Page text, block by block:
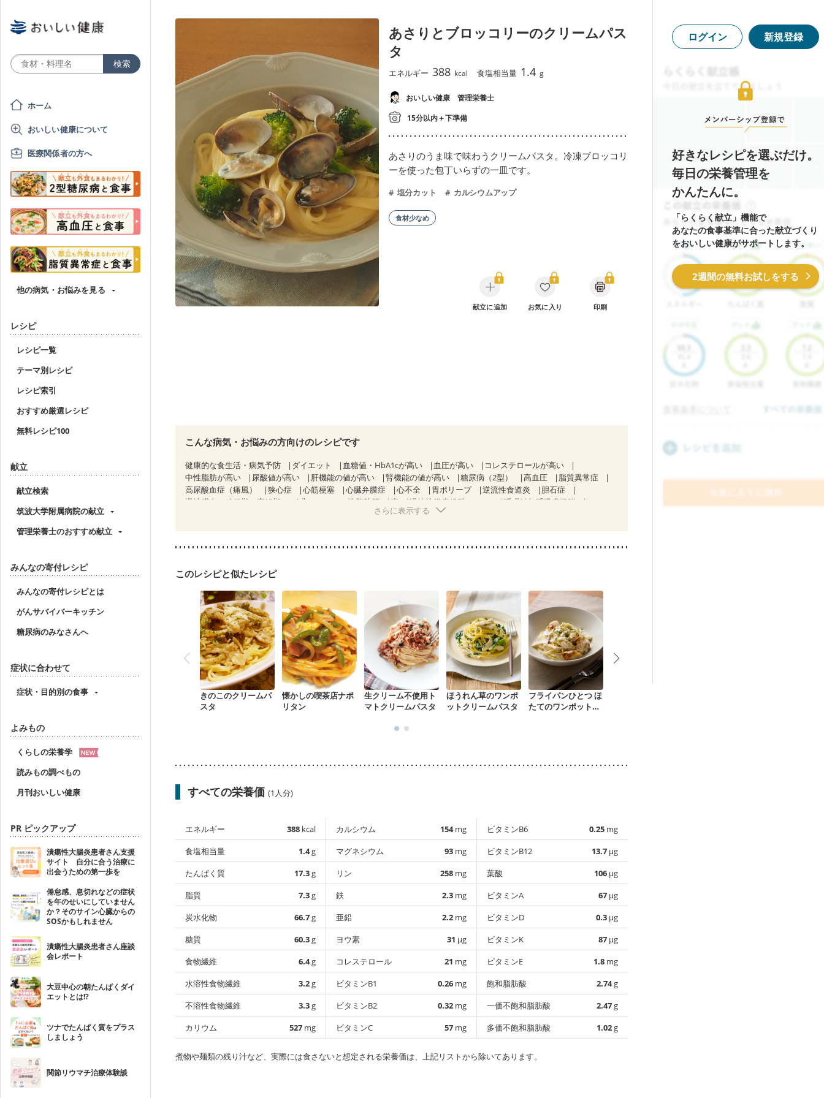
ホーム
おいしい健康について
医療関係者の方へ
他の病気・お悩みを見る
レシピ
レシピ一覧
テーマ別レシピ
レシピ索引
おすすめ厳選レシピ
無料レシピ100
献立
献立検索
筑波大学附属病院の献立
管理栄養士のおすすめ献立
みんなの寄付レシピ
みんなの寄付レシピとは
がんサバイバーキッチン
糖尿病のみなさんへ
症状に合わせて
症状・目的別の食事
よみもの
くらしの栄養学
読みもの調べもの
月刊おいしい健康
PR ピックアップ
潰瘍性大腸炎患者さん支援
サイト 自分に合う治療に
出会うための第一歩を
倦怠感、息切れなどの症状
を年のせいにしていません
か？そのサイン心臓からの
SOSかもしれません
潰瘍性大腸炎患者さん座談
会レポート
大豆中心の朝たんぱくダイ
エットとは!?
ツナでたんぱく質をプラス
しましょう
関節リウマチ治療体験談
あさりとブロッコリーのクリームパス
タ
エネルギー 388 kcal 食塩相当量 1.4 g
おいしい健康 管理栄養士
15分以内＋下準備
あさりのうま味で味わうクリームパスタ。冷凍ブロッコリ
ーを使った包丁いらずの一皿です。
塩分カット カルシウムアップ
食材少なめ
献立に追加 お気に入り 印刷
こんな病気・お悩みの方向けのレシピです
健康的な食生活・病気予防 ダイエット 血糖値・HbA1cが高い 血圧が高い
コレステロールが高い
中性脂肪が高い
尿酸値が高い 肝機能の値が高い 腎機能の値が高い 糖尿病（2型） 高血圧
脂質異常症
高尿酸血症（痛風）
狭心症 心筋梗塞 心臓弁膜症 心不全 胃ポリープ 逆流性食道炎
胆石症
慢性膵炎（移行期・寛解期）
非アルコール性脂肪肝 痔 過敏性腸症候群（IBS）
睡眠時無呼吸症候群
糖尿病性腎症（第３期）
妊婦健診・体重増加が気になる（初期）
妊婦健診・血圧が気になる（初期）
産後（ミルク）
骨折
さらに表示する
このレシピと似たレシピ
きのこのクリームパ
スタ
懐かしの喫茶店ナポ
リタン
生クリーム不使用ト
マトクリームパスタ
ほうれん草のワンポ
ットクリームパスタ
フライパンひとつ ほ
たてのワンポットパ
すべての栄養価 (1人分)
エネルギー 388 kcal
食塩相当量
1.4g
たんぱく質
17.3g
脂質
7.3g
炭水化物
66.7g
糖質
60.3g
食物繊維
6.4g
水溶性食物繊維
3.2g
不溶性食物繊維
3.3g
カリウム
527 mg
カルシウム 154mg
マグネシウム
93 mg
リン
258 mg
鉄
2.3 mg
亜鉛
2.2 mg
ヨウ素
31 µg
コレステロール
21 mg
ビタミンB1
0.26 mg
ビタミンB2
0.32 mg
ビタミンC
57 mg
ビタミンB6 0.25 mg
ビタミンB12
13.7 µg
葉酸
106 µg
ビタミンA
67 µg
ビタミンD
0.3 µg
ビタミンK
87 µg
ビタミンE
1.8 mg
飽和脂肪酸
2.74g
一価不飽和脂肪酸
2.47g
多価不飽和脂肪酸
1.02g
煮物や麺類の残り汁など、実際には食さないと想定される栄養価は、上記リストから除いてあります。
ログイン 新規登録
好きなレシピを選ぶだけ。
毎日の栄養管理を
かんたんに。
「らくらく献立」機能で
あなたの食事基準に合った献立づくり
をおいしい健康がサポートします。
2週間の無料お試しをする